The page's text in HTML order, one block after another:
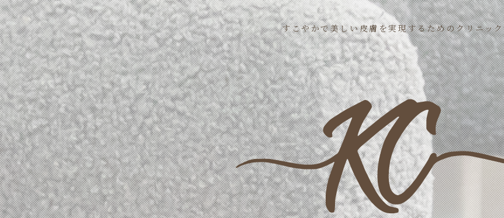
すこやかで美しい皮膚を実現するためのクリニック